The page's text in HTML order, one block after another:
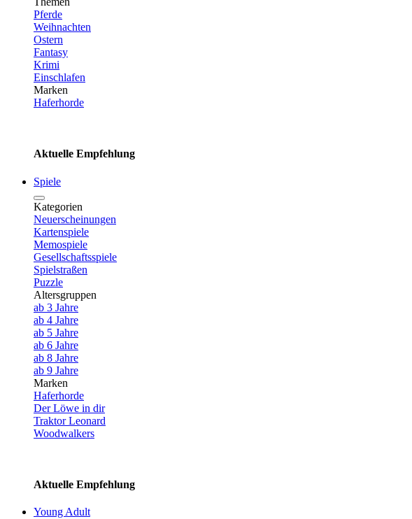
Pferde
Weihnachten
Ostern
Fantasy
Krimi
Einschlafen
Marken
Haferhorde
Aktuelle Empfehlung
Spiele
Kategorien
Neuerscheinungen
Kartenspiele
Memospiele
Gesellschaftsspiele
Spielstraßen
Puzzle
Altersgruppen
ab 3 Jahre
ab 4 Jahre
ab 5 Jahre
ab 6 Jahre
ab 8 Jahre
ab 9 Jahre
Marken
Haferhorde
Der Löwe in dir
Traktor Leonard
Woodwalkers
Aktuelle Empfehlung
Young Adult